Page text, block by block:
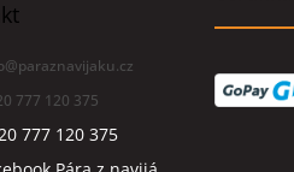
@paraznavijaku.cz
777 120 375
777 120 375